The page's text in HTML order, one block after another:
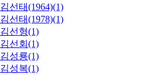
김선태(1964)(1)
김선태(1978)(1)
김선형(1)
김선회(1)
김성룡(1)
김성복(1)